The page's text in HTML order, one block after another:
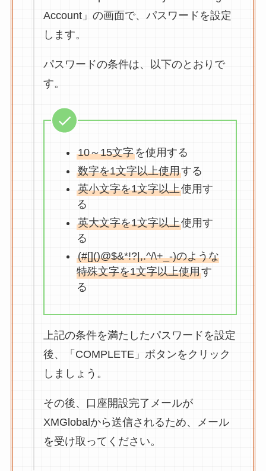
Account」の画面で、パスワードを設定
します。
パスワードの条件は、以下のとおりで
す。
10～15文字を使用する
数字を1文字以上使用する
英小文字を1文字以上使用す
る
英大文字を1文字以上使用す
る
(#[]()@$&*!?|,.^/\+_-)のような
特殊文字を1文字以上使用す
る
上記の条件を満たしたパスワードを設定
後、「COMPLETE」ボタンをクリック
しましょう。
その後、口座開設完了メールが
XMGlobalから送信されるため、メール
を受け取ってください。